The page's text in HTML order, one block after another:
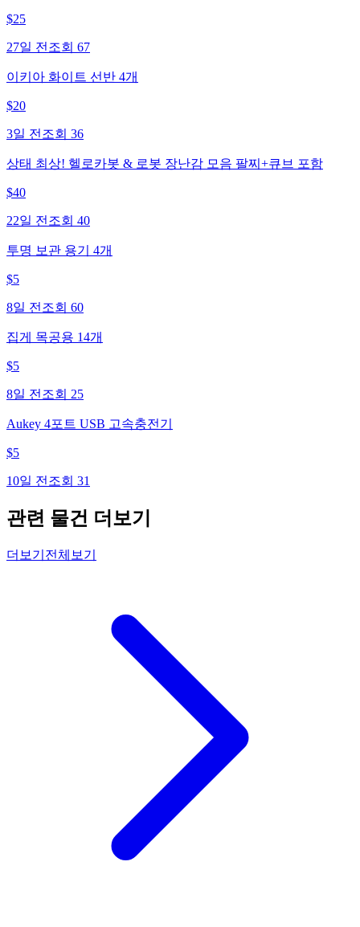
$25
27일 전 조회 67
이키아 화이트 선반 4개
$20
3일 전 조회 36
상태 최상! 헬로카봇 & 로봇 장난감 모음 팔찌+큐브 포함
$40
22일 전 조회 40
투명 보관 용기 4개
$5
8일 전 조회 60
집게 목공용 14개
$5
8일 전 조회 25
Aukey 4포트 USB 고속충전기
$5
10일 전 조회 31
관련 물건 더보기
더보기 전체보기